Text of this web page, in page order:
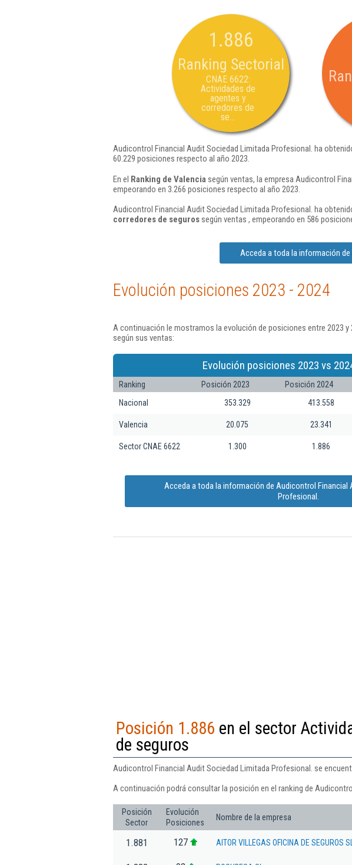
1.886
Ranking Sectorial
CNAE 6622:
Actividades de
agentes y
corredores de
se...
Audicontrol Financial Audit Sociedad Limitada Profesional. ha
60.229 posiciones respecto al año 2023.
En el Ranking de Valencia según ventas, la empresa Audicontrol
empeorando en 3.266 posiciones respecto al año 2023.
Audicontrol Financial Audit Sociedad Limitada Profesional. ha
corredores de segurossegún ventas , empeorando en 586
Acceda a toda la información
Evolución posiciones 2023 - 2024
A continuación le mostramos la evolución de posiciones entre 2023
según sus ventas:
Evolución posiciones 2023 vs
Ranking Posición 2023 Posición 2024
Nacional
353.329 413.558
Valencia 20.075 23.341
Sector CNAE 6622 1.300 1.886
Acceda a toda la información de Audicontrol Financial
Profesional.
Posición 1.886 en el sector
de seguros
Audicontrol Financial Audit Sociedad Limitada Profesional. se
A continuación podrá consultar la posición en el ranking de
Posición
Sector
Evolución
Posiciones
Nombre de la empresa
1.881 127 AITOR VILLEGAS OFICINA DE SEGUROS SL.